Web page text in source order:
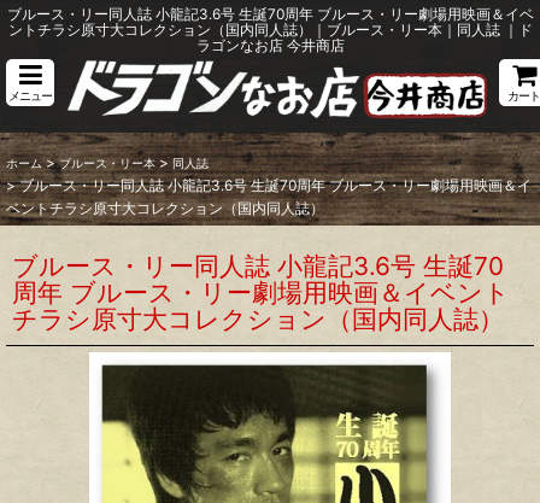
ブルース・リー同人誌 小龍記3.6号 生誕70周年 ブルース・リー劇場用映画＆イベ
ントチラシ原寸大コレクション（国内同人誌）｜ブルース・リー本｜同人誌 ｜ド
ラゴンなお店 今井商店
メニュー カート
ホーム > ブルース・リー本 > 同人誌
> ブルース・リー同人誌 小龍記3.6号 生誕70周年 ブルース・リー劇場用映画＆イ
ベントチラシ原寸大コレクション（国内同人誌）
ブルース・リー同人誌 小龍記3.6号 生誕70
周年 ブルース・リー劇場用映画＆イベント
チラシ原寸大コレクション（国内同人誌）